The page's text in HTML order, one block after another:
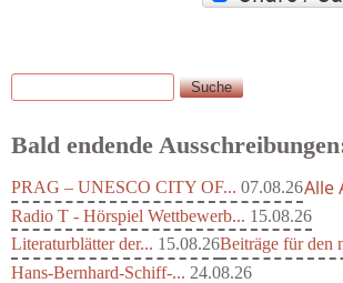
Suchformular
Suche
Bald endende
PRAG – UNESCO CITY OF... 07.08.26
Radio T - Hörspiel Wettbewerb... 15.08.26
Literaturblätter der... 15.08.26Beiträge für den
Hans-Bernhard-Schiff-... 24.08.26
Alle